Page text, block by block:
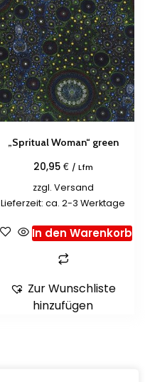
„Spritual Woman“ green
20,95 € / Lfm
zzgl. Versand
Lieferzeit: ca. 2-3 Werktage
In den Warenkorb
Zur Wunschliste
hinzufügen